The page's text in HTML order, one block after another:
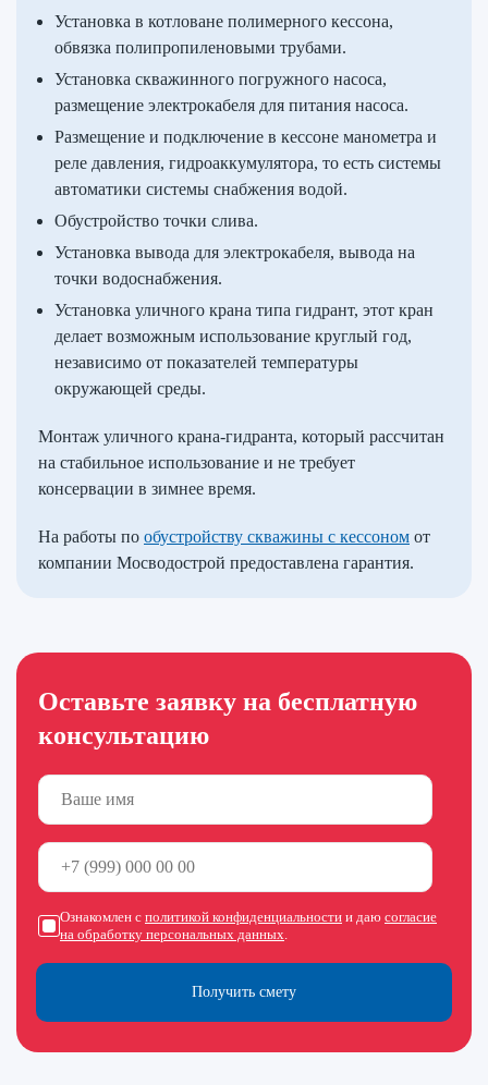
Установка в котловане полимерного кессона,
обвязка полипропиленовыми трубами.
Установка скважинного погружного насоса,
размещение электрокабеля для питания насоса.
Размещение и подключение в кессоне манометра и
реле давления, гидроаккумулятора, то есть системы
автоматики системы снабжения водой.
Обустройство точки слива.
Установка вывода для электрокабеля, вывода на
точки водоснабжения.
Установка уличного крана типа гидрант, этот кран
делает возможным использование круглый год,
независимо от показателей температуры
окружающей среды.
Монтаж уличного крана-гидранта, который рассчитан
на стабильное использование и не требует
консервации в зимнее время.
На работы по обустройству скважины с кессоном от
компании Мосводострой предоставлена гарантия.
Оставьте заявку на бесплатную
консультацию
Получить смету
Ознакомлен с политикой конфиденциальности и даю согласие
на обработку персональных данных.